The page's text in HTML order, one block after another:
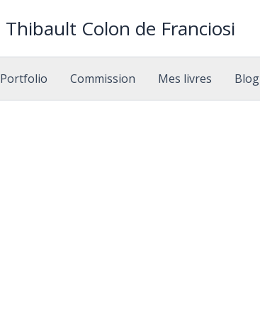
Thibault Colon de Franciosi
Portfolio Commission Mes livres Blog